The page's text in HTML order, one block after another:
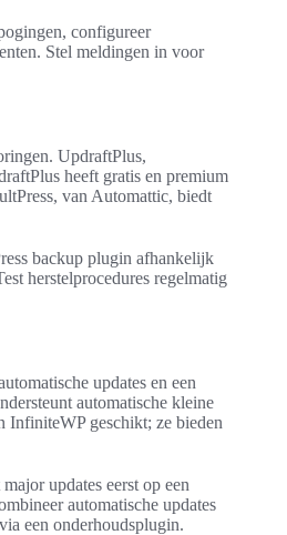
configureer
Stel meldingen in voor
UpdraftPlus,
heeft gratis en premium
van Automattic, biedt
backup plugin afhankelijk
herstelprocedures regelmatig
updates en een
automatische kleine
InfiniteWP geschikt; ze bieden
updates eerst op een
automatische updates
een onderhoudsplugin.